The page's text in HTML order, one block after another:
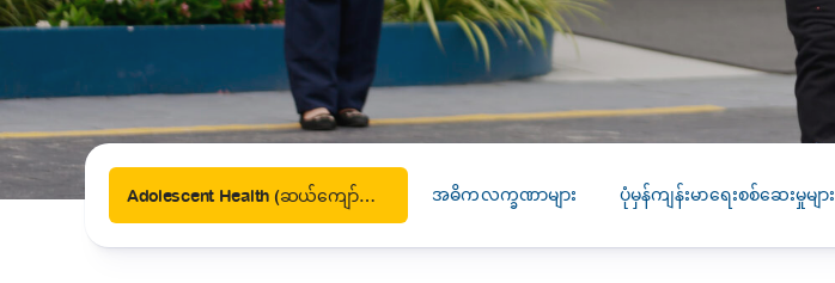
Drugs and Supplements
Healthy Lifestyles
Rehabilitation Health screening
Laboratories
Accurate and reliable diagnostic testing services
Medical travel offices
Adolescent Health (ဆယ်ကျော်သက်ကျန်းမာရေး) အဓိကလက္ခဏာများ ပုံမှန်ကျန်းမာရေးစစ်ဆေးမှုများ